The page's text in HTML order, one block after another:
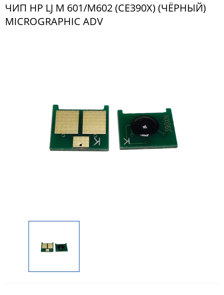
ЧИП HP LJ M 601/M602 (CE390X) (ЧЁРНЫЙ)
MICROGRAPHIC ADV